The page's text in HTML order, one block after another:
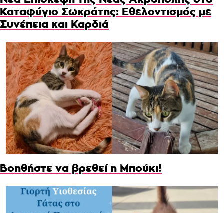
Καταφύγιο Σωκράτης: Εθελοντισμός με
Συνέπεια και Καρδιά
Βοηθήστε να βρεθεί η Μπούκι!